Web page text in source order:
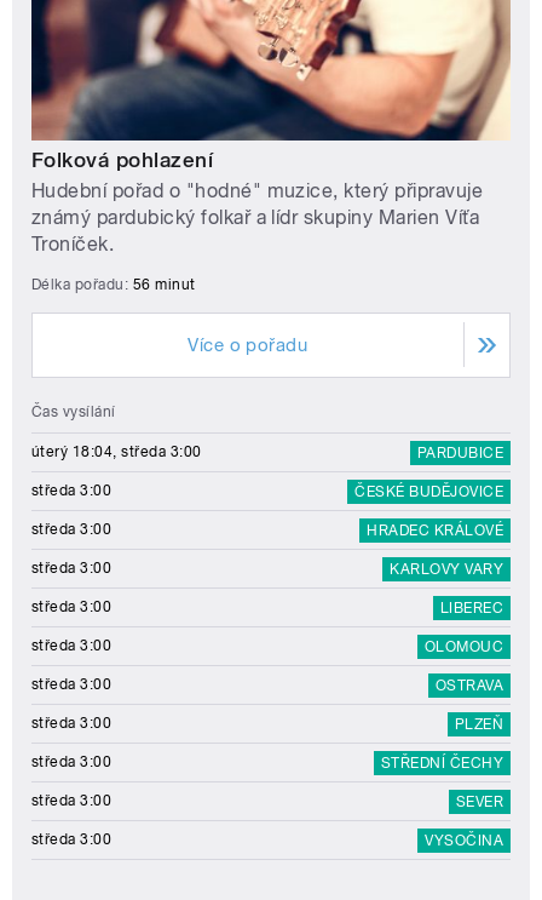
Folková pohlazení
Hudební pořad o "hodné" muzice, který připravuje
známý pardubický folkař a lídr skupiny Marien Víťa
Troníček.
Délka pořadu: 56 minut
Více o pořadu
Čas vysílání
úterý 18:04, středa 3:00 PARDUBICE
středa 3:00 ČESKÉ BUDĚJOVICE
středa 3:00 HRADEC KRÁLOVÉ
středa 3:00 KARLOVY VARY
středa 3:00 LIBEREC
středa 3:00 OLOMOUC
středa 3:00 OSTRAVA
středa 3:00 PLZEŇ
středa 3:00 STŘEDNÍ ČECHY
středa 3:00 SEVER
středa 3:00 VYSOČINA